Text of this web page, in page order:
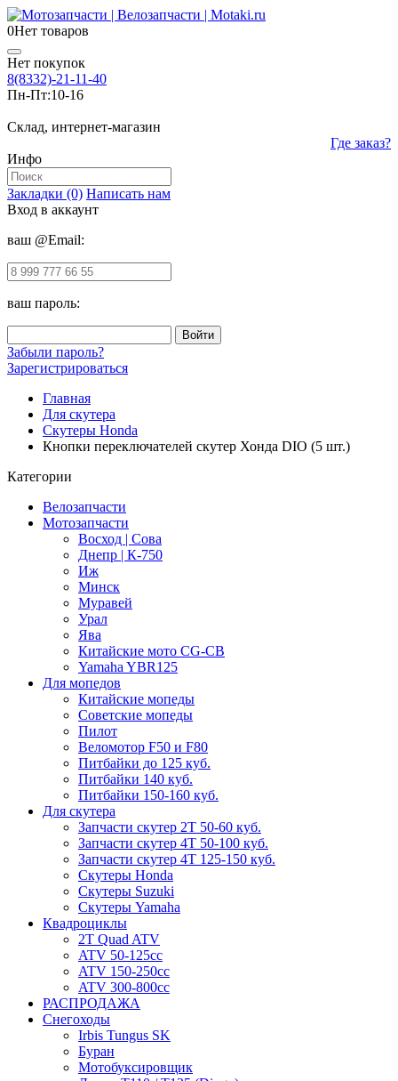
0Нет товаров
Нет покупок
8(8332)-21-11-40
Пн-Пт:10-16
Склад, интернет-магазин
Где заказ?
Инфо
Закладки (0) Написать нам
Вход в аккаунт
ваш @Email:
ваш пароль:
Забыли пароль?
Зарегистрироваться
Главная
Для скутера
Скутеры Honda
Кнопки переключателей скутер Хонда DIO (5 шт.)
Категории
Велозапчасти
Мотозапчасти
Восход | Сова
Днепр | К-750
Иж
Минск
Муравей
Урал
Ява
Китайские мото CG-CB
Yamaha YBR125
Для мопедов
Китайские мопеды
Советские мопеды
Пилот
Веломотор F50 и F80
Питбайки до 125 куб.
Питбайки 140 куб.
Питбайки 150-160 куб.
Для скутера
Запчасти скутер 2Т 50-60 куб.
Запчасти скутер 4Т 50-100 куб.
Запчасти скутер 4Т 125-150 куб.
Скутеры Honda
Скутеры Suzuki
Скутеры Yamaha
Квадроциклы
2T Quad ATV
ATV 50-125cc
ATV 150-250cc
ATV 300-800cc
РАСПРОДАЖА
Снегоходы
Irbis Tungus SK
Буран
Мотобуксировщик